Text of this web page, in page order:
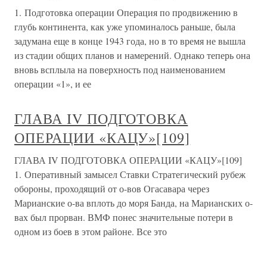
1. Подготовка операции Операция по продвижению в
глубь континента, как уже упоминалось раньше, была
задумана еще в конце 1943 года, но в то время не вышла
из стадии общих планов и намерений. Однако теперь она
вновь всплыла на поверхность под наименованием
операции «1», и ее
ГЛАВА IV ПОДГОТОВКА
ОПЕРАЦИИ «КАЦУ»[109]
ГЛАВА IV ПОДГОТОВКА ОПЕРАЦИИ «КАЦУ»[109]
1. Оперативный замысел Ставки Стратегический рубеж
обороны, проходящий от о-вов Огасавара через
Марианские о-ва вплоть до моря Банда, на Марианских о-
вах был прорван. ВМФ понес значительные потери в
одном из боев в этом районе. Все это